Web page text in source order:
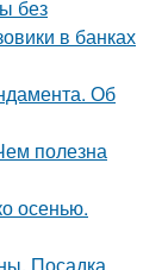
без
в банках
Об
полезна
осенью.